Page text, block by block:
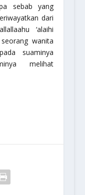
sebab yang
dari
‘alaihi
seorang wanita
suaminya
melihat